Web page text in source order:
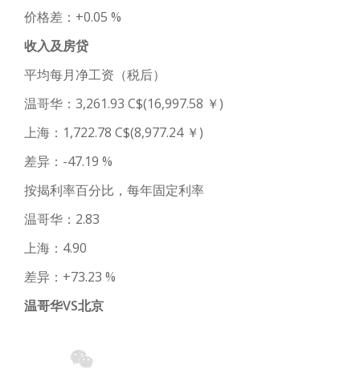
价格差：+0.05 %
收入及房贷
平均每月净工资（税后）
温哥华：3,261.93 C$(16,997.58 ￥)
上海：1,722.78 C$(8,977.24 ￥)
差异：-47.19 %
按揭利率百分比，每年固定利率
温哥华：2.83
上海：4.90
差异：+73.23 %
温哥华VS北京